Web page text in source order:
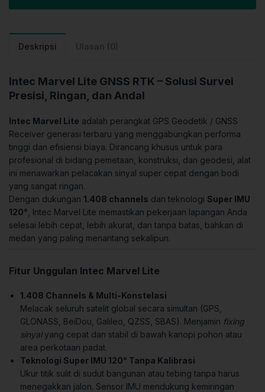
Deskripsi Ulasan (0)
Intec Marvel Lite GNSS RTK – Solusi Survei
Presisi, Ringan, dan Andal
Intec Marvel Lite adalah perangkat GPS Geodetik / GNSS
Receiver generasi terbaru yang menggabungkan performa
tinggi dan efisiensi biaya. Dirancang khusus untuk para
profesional di bidang pemetaan, konstruksi, dan geodesi, alat
ini menawarkan pelacakan sinyal super cepat dengan bodi
yang sangat ringan.
Dengan dukungan 1.408 channels dan teknologi Super IMU
120° , Intec Marvel Lite memastikan pekerjaan lapangan Anda
selesai lebih cepat, lebih akurat, dan tanpa batas, bahkan di
medan yang paling menantang sekalipun.
Fitur Unggulan Intec Marvel Lite
1.408 Channels & Multi-Konstelasi
Melacak seluruh satelit global secara simultan (GPS,
GLONASS, BeiDou, Galileo, QZSS, SBAS). Menjamin fixing
sinyalyang cepat dan stabil di bawah kanopi pohon atau
area perkotaan padat.
Teknologi Super IMU 120° Tanpa Kalibrasi
Ukur titik sulit di sudut bangunan atau tebing tanpa harus
menegakkan jalon. Sensor IMU mendukung kemiringan